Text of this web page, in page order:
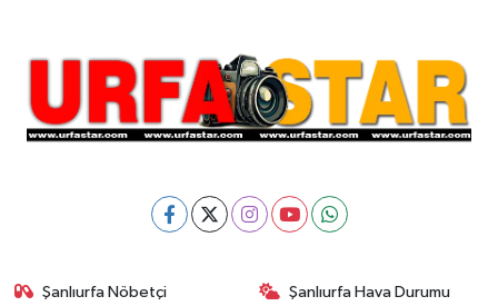
Şanlıurfa Nöbetçi
Şanlıurfa Hava Durumu